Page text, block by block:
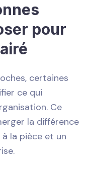
pour
certaines
ce qui
Ce
la différence
la pièce et un